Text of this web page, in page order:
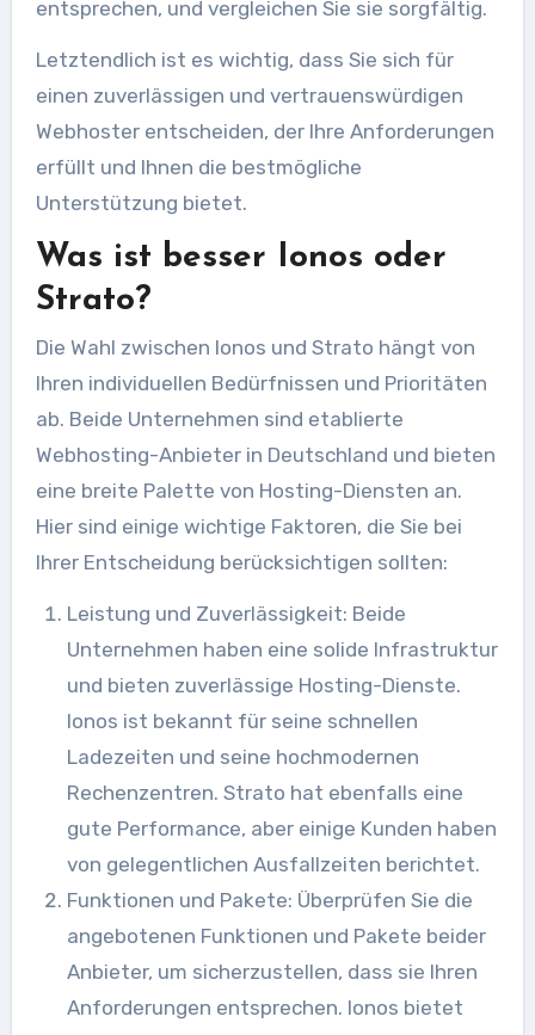
entsprechen, und vergleichen Sie sie sorgfältig.
Letztendlich ist es wichtig, dass Sie sich für
einen zuverlässigen und vertrauenswürdigen
Webhoster entscheiden, der Ihre Anforderungen
erfüllt und Ihnen die bestmögliche
Unterstützung bietet.
Was ist besser Ionos oder
Strato?
Die Wahl zwischen Ionos und Strato hängt von
Ihren individuellen Bedürfnissen und Prioritäten
ab. Beide Unternehmen sind etablierte
Webhosting-Anbieter in Deutschland und bieten
eine breite Palette von Hosting-Diensten an.
Hier sind einige wichtige Faktoren, die Sie bei
Ihrer Entscheidung berücksichtigen sollten:
Leistung und Zuverlässigkeit: Beide
Unternehmen haben eine solide Infrastruktur
und bieten zuverlässige Hosting-Dienste.
Ionos ist bekannt für seine schnellen
Ladezeiten und seine hochmodernen
Rechenzentren. Strato hat ebenfalls eine
gute Performance, aber einige Kunden haben
von gelegentlichen Ausfallzeiten berichtet.
Funktionen und Pakete: Überprüfen Sie die
angebotenen Funktionen und Pakete beider
Anbieter, um sicherzustellen, dass sie Ihren
Anforderungen entsprechen. Ionos bietet